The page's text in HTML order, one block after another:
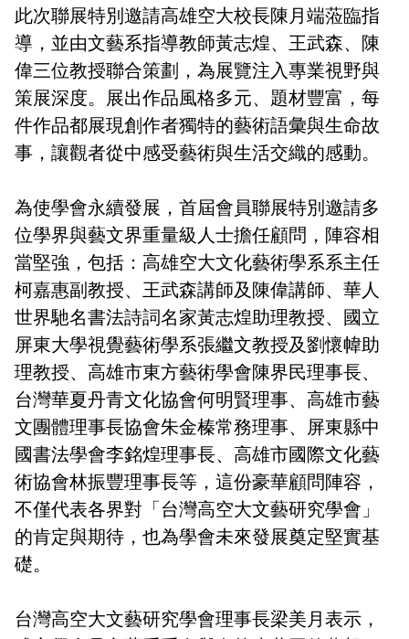
此次聯展特別邀請高雄空大校長陳月端蒞臨指
導，並由文藝系指導教師黃志煌、王武森、陳
偉三位教授聯合策劃，為展覽注入專業視野與
策展深度。展出作品風格多元、題材豐富，每
件作品都展現創作者獨特的藝術語彙與生命故
事，讓觀者從中感受藝術與生活交織的感動。
為使學會永續發展，首屆會員聯展特別邀請多
位學界與藝文界重量級人士擔任顧問，陣容相
當堅強，包括：高雄空大文化藝術學系系主任
柯嘉惠副教授、王武森講師及陳偉講師、華人
世界馳名書法詩詞名家黃志煌助理教授、國立
屏東大學視覺藝術學系張繼文教授及劉懷幃助
理教授、高雄市東方藝術學會陳界民理事長、
台灣華夏丹青文化協會何明賢理事、高雄市藝
文團體理事長協會朱金榛常務理事、屏東縣中
國書法學會李銘煌理事長、高雄市國際文化藝
術協會林振豐理事長等，這份豪華顧問陣容，
不僅代表各界對「台灣高空大文藝研究學會」
的肯定與期待，也為學會未來發展奠定堅實基
礎。
台灣高空大文藝研究學會理事長梁美月表示，